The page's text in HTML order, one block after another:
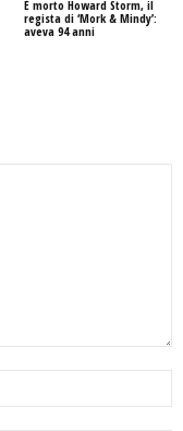
È morto Howard Storm, il
regista di ‘Mork & Mindy’:
aveva 94 anni